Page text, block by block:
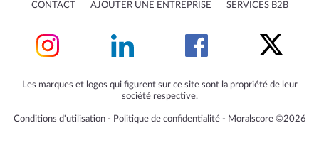
CONTACT AJOUTER UNE ENTREPRISE SERVICES B2B
Les marques et logos qui figurent sur ce site sont la propriété de leur
société respective.
Conditions d'utilisation‐ Politique de confidentialité‐ Moralscore ©2026